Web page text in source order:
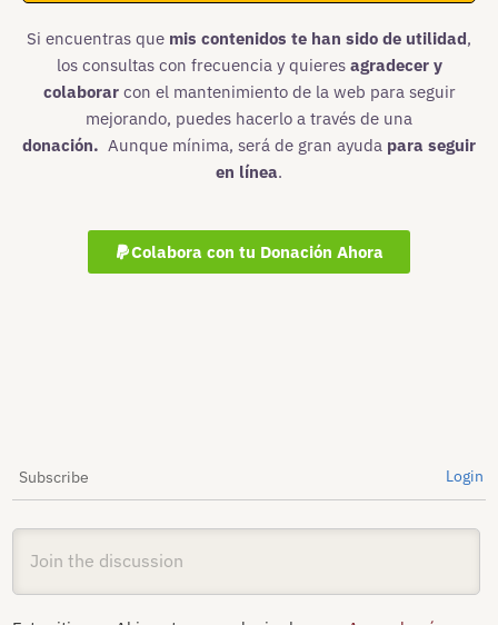
Si encuentras que mis contenidos te han sido de utilidad,
los consultas con frecuencia y quieres agradecer y
colaborarcon el mantenimiento de la web para seguir
mejorando, puedes hacerlo a través de una
donación. Aunque mínima, será de gran ayuda para seguir
en línea.
Colabora con tu Donación Ahora
Subscribe Login